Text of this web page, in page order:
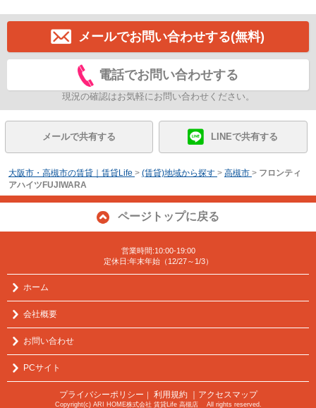
メールでお問い合わせする(無料)
電話でお問い合わせする
現況の確認はお気軽にお問い合わせください。
メールで共有する LINEで共有する
大阪市・高槻市の賃貸｜賃貸Life > (賃貸)地域から探す > 高槻市 > フロンティ
アハイツFUJIWARA
ページトップに戻る
営業時間:10:00-19:00
定休日:年末年始（12/27～1/3）
ホーム
会社概要
お問い合わせ
PCサイト
プライバシーポリシー 利用規約 ｜アクセスマップ
Copyright(c) ARI HOME株式会社 賃貸Life 高槻店 All rights reserved.